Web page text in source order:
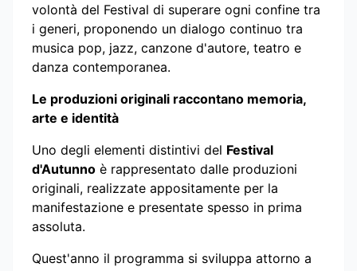
volontà del Festival di superare ogni confine tra
i generi, proponendo un dialogo continuo tra
musica pop, jazz, canzone d'autore, teatro e
danza contemporanea.
Le produzioni originali raccontano memoria,
arte e identità
Uno degli elementi distintivi del Festival
d'Autunno è rappresentato dalle produzioni
originali, realizzate appositamente per la
manifestazione e presentate spesso in prima
assoluta.
Quest'anno il programma si sviluppa attorno a